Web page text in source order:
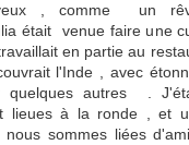
, comme un
était venue faire une
en partie au
l'Inde , avec
quelques autres .
lieues à la ronde , et
nous sommes liées